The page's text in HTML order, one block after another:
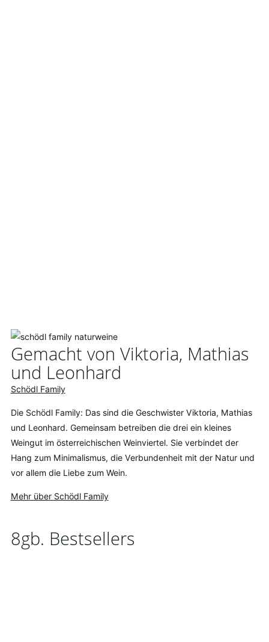
Gemacht von Viktoria, Mathias
und Leonhard
Schödl Family
Die Schödl Family: Das sind die Geschwister Viktoria, Mathias
und Leonhard. Gemeinsam betreiben die drei ein kleines
Weingut im österreichischen Weinviertel. Sie verbindet der
Hang zum Minimalismus, die Verbundenheit mit der Natur und
vor allem die Liebe zum Wein.
Mehr über Schödl Family
8gb. Bestsellers